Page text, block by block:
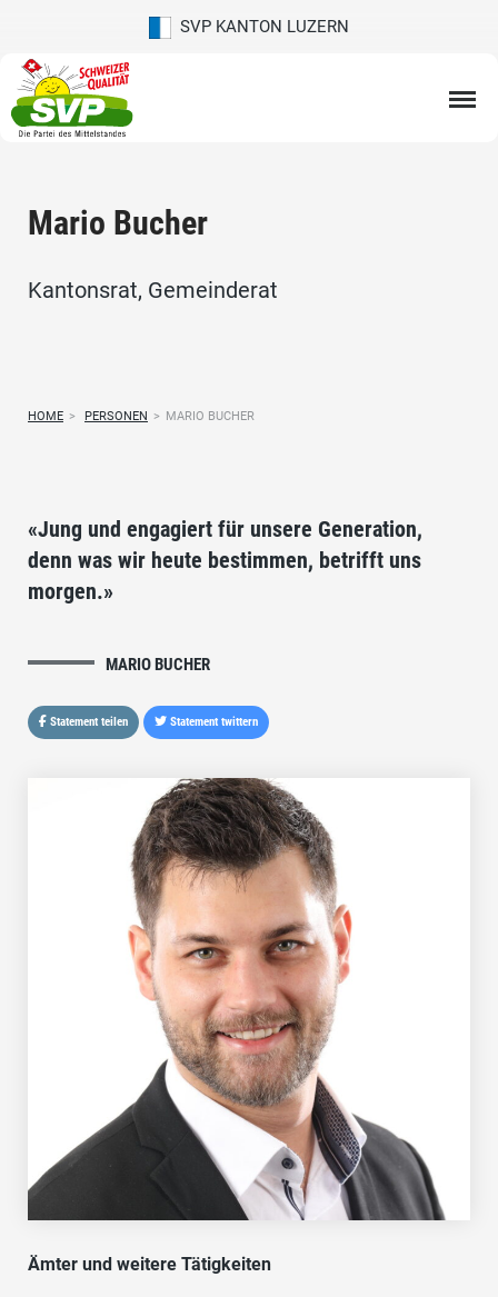
SVP KANTON LUZERN
Mario Bucher
Kantonsrat, Gemeinderat
HOME > PERSONEN > MARIO BUCHER
«Jung und engagiert für unsere Generation,
denn was wir heute bestimmen, betrifft uns
morgen.»
MARIO BUCHER
Statement teilen Statement twittern
Ämter und weitere Tätigkeiten